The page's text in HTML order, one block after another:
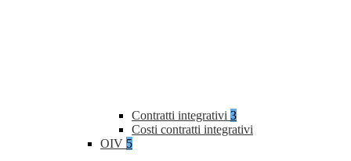
Contratti integrativi 3
Costi contratti integrativi
OIV 5